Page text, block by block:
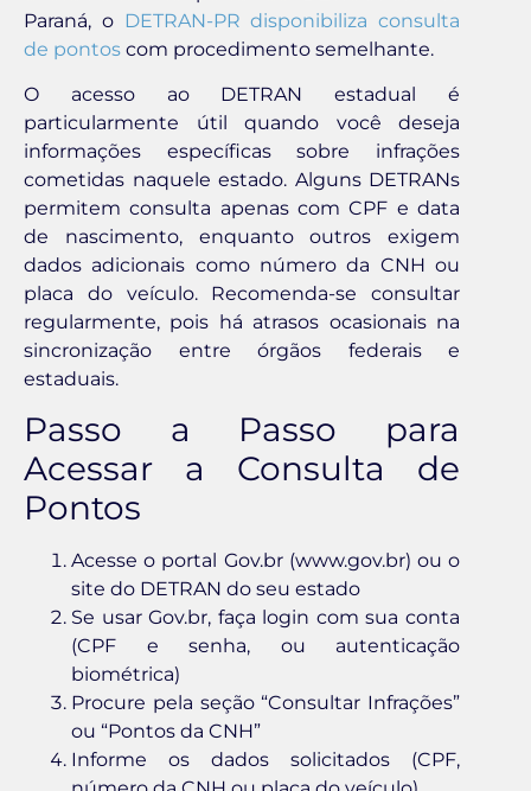
Paraná, o DETRAN-PR disponibiliza consulta
de pontos com procedimento semelhante.
O acesso ao DETRAN estadual é
particularmente útil quando você deseja
informações específicas sobre infrações
cometidas naquele estado. Alguns DETRANs
permitem consulta apenas com CPF e data
de nascimento, enquanto outros exigem
dados adicionais como número da CNH ou
placa do veículo. Recomenda-se consultar
regularmente, pois há atrasos ocasionais na
sincronização entre órgãos federais e
estaduais.
Passo a Passo para
Acessar a Consulta de
Pontos
Acesse o portal Gov.br (www.gov.br) ou o
site do DETRAN do seu estado
Se usar Gov.br, faça login com sua conta
(CPF e senha, ou autenticação
biométrica)
Procure pela seção “Consultar Infrações”
ou “Pontos da CNH”
Informe os dados solicitados (CPF,